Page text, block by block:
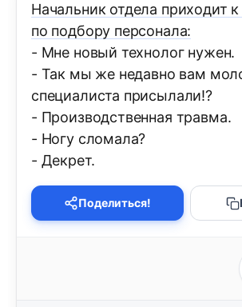
Начальник отдела приходит
по подбору персонала:
- Мне новый технолог нужен.
- Так мы же недавно вам
специалиста присылали!?
- Производственная травма.
- Ногу сломала?
- Декрет.
Поделиться!